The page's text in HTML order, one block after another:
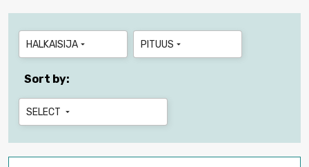
HALKAISIJA  PITUUS 
Sort by:
SELECT 